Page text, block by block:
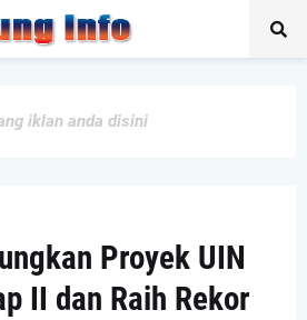
iklan anda disini
Proyek UIN
II dan Raih Rekor